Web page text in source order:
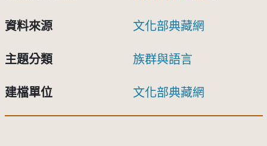
資料來源 文化部典藏網
主題分類 族群與語言
建檔單位 文化部典藏網